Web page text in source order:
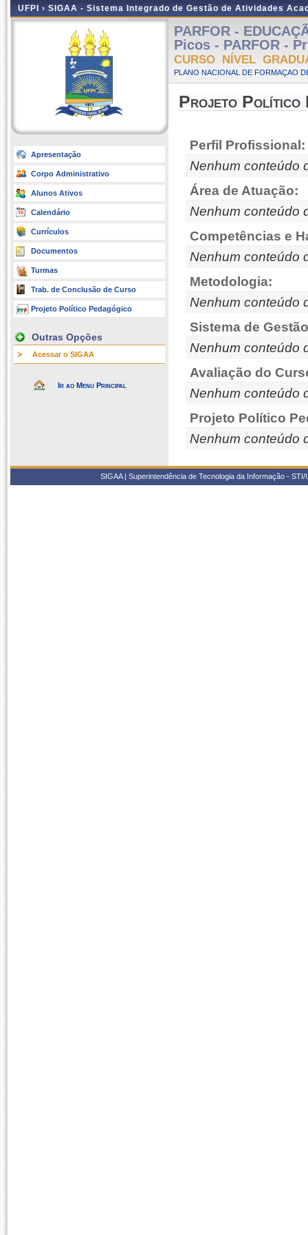
UFPI › SIGAA - Sistema Integrado de Gestão de Atividades
Apresentação
Corpo Administrativo
Alunos Ativos
Calendário
Currículos
Documentos
Turmas
Trab. de Conclusão de Curso
Projeto Político Pedagógico
Outras Opções
Acessar o SIGAA
Ir ao Menu Principal
PARFOR -
Picos - PARFOR -
CURSO NÍVEL
PLANO NACIONAL DE FORMAÇAO
Projeto Político
Perfil Profissional:
Nenhum conteúdo
Área de Atuação:
Nenhum conteúdo
Competências e
Nenhum conteúdo
Metodologia:
Nenhum conteúdo
Sistema de
Nenhum conteúdo
Avaliação do
Nenhum conteúdo
Projeto Político
Nenhum conteúdo
SIGAA | Superintendência de Tecnologia da Informação -